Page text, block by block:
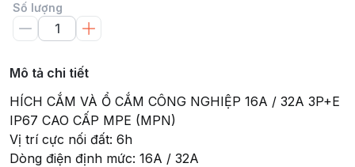
Số lượng
Mô tả chi tiết
HÍCH CẮM VÀ Ổ CẮM CÔNG NGHIỆP 16A / 32A 3P+E
IP67 CAO CẤP MPE (MPN)
Vị trí cực nối đất: 6h
Dòng điện định mức: 16A / 32A